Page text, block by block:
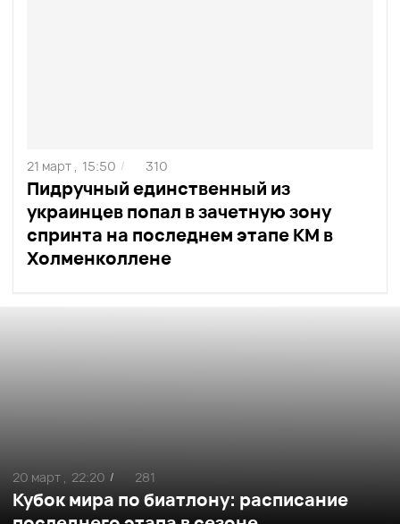
Пидручный единственный из
украинцев попал в зачетную зону
спринта на последнем этапе КМ в
Холменколлене
21 март , 15:50 / 310
Кубок мира по биатлону: расписание
20 март , 22:20 / 281